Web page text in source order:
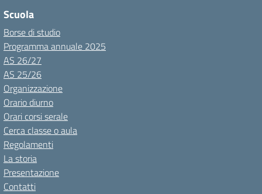
Scuola
Borse di studio
Programma annuale 2025
AS 26/27
AS 25/26
Organizzazione
Orario diurno
Orari corsi serale
Cerca classe o aula
Regolamenti
La storia
Presentazione
Contatti